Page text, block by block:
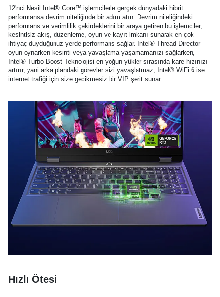
12'nci Nesil Intel® Core™ işlemcilerle gerçek dünyadaki hibrit
performansa devrim niteliğinde bir adım atın. Devrim niteliğindeki
performans ve verimlilik çekirdeklerini bir araya getiren bu işlemciler,
kesintisiz akış, düzenleme, oyun ve kayıt imkanı sunarak en çok
ihtiyaç duyduğunuz yerde performans sağlar. Intel® Thread Director
oyun oynarken kesinti veya yavaşlama yaşamamanızı sağlarken,
Intel® Turbo Boost Teknolojisi en yoğun yükler sırasında kare hızınızı
artırır, yani arka plandaki görevler sizi yavaşlatmaz, Intel® WiFi 6 ise
internet trafiği için size gecikmesiz bir VIP şerit sunar.
Hızlı Ötesi